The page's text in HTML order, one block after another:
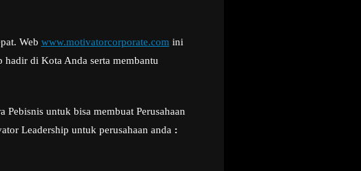
Web www.motivatorcorporate.com ini
di Kota Anda serta membantu
untuk bisa membuat Perusahaan
Leadership untuk perusahaan anda :